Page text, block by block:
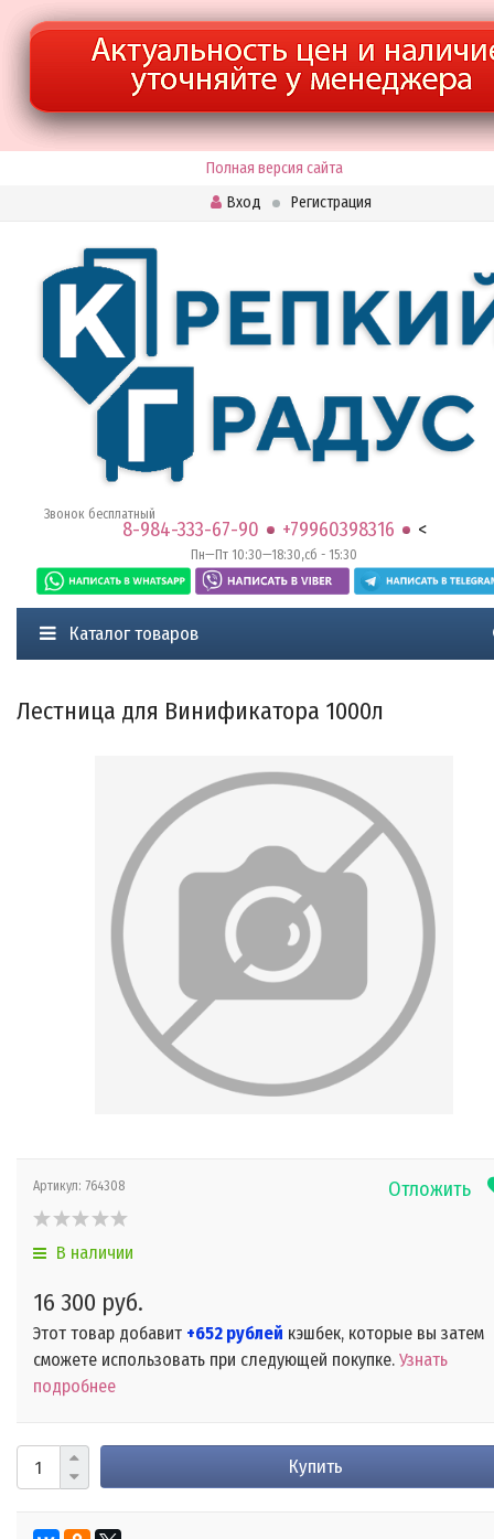
Полная версия сайта
Вход
Регистрация
8-984-333-67-90 +79960398316 <
Звонок бесплатный
Пн—Пт 10:30—18:30,сб - 15:30
Каталог товаров
Лестница для Винификатора 1000л
Отложить
Артикул: 764308
В наличии
16 300 руб.
Этот товар добавит +652 рублей кэшбек, которые вы затем
сможете использовать при следующей покупке. Узнать
подробнее
Купить